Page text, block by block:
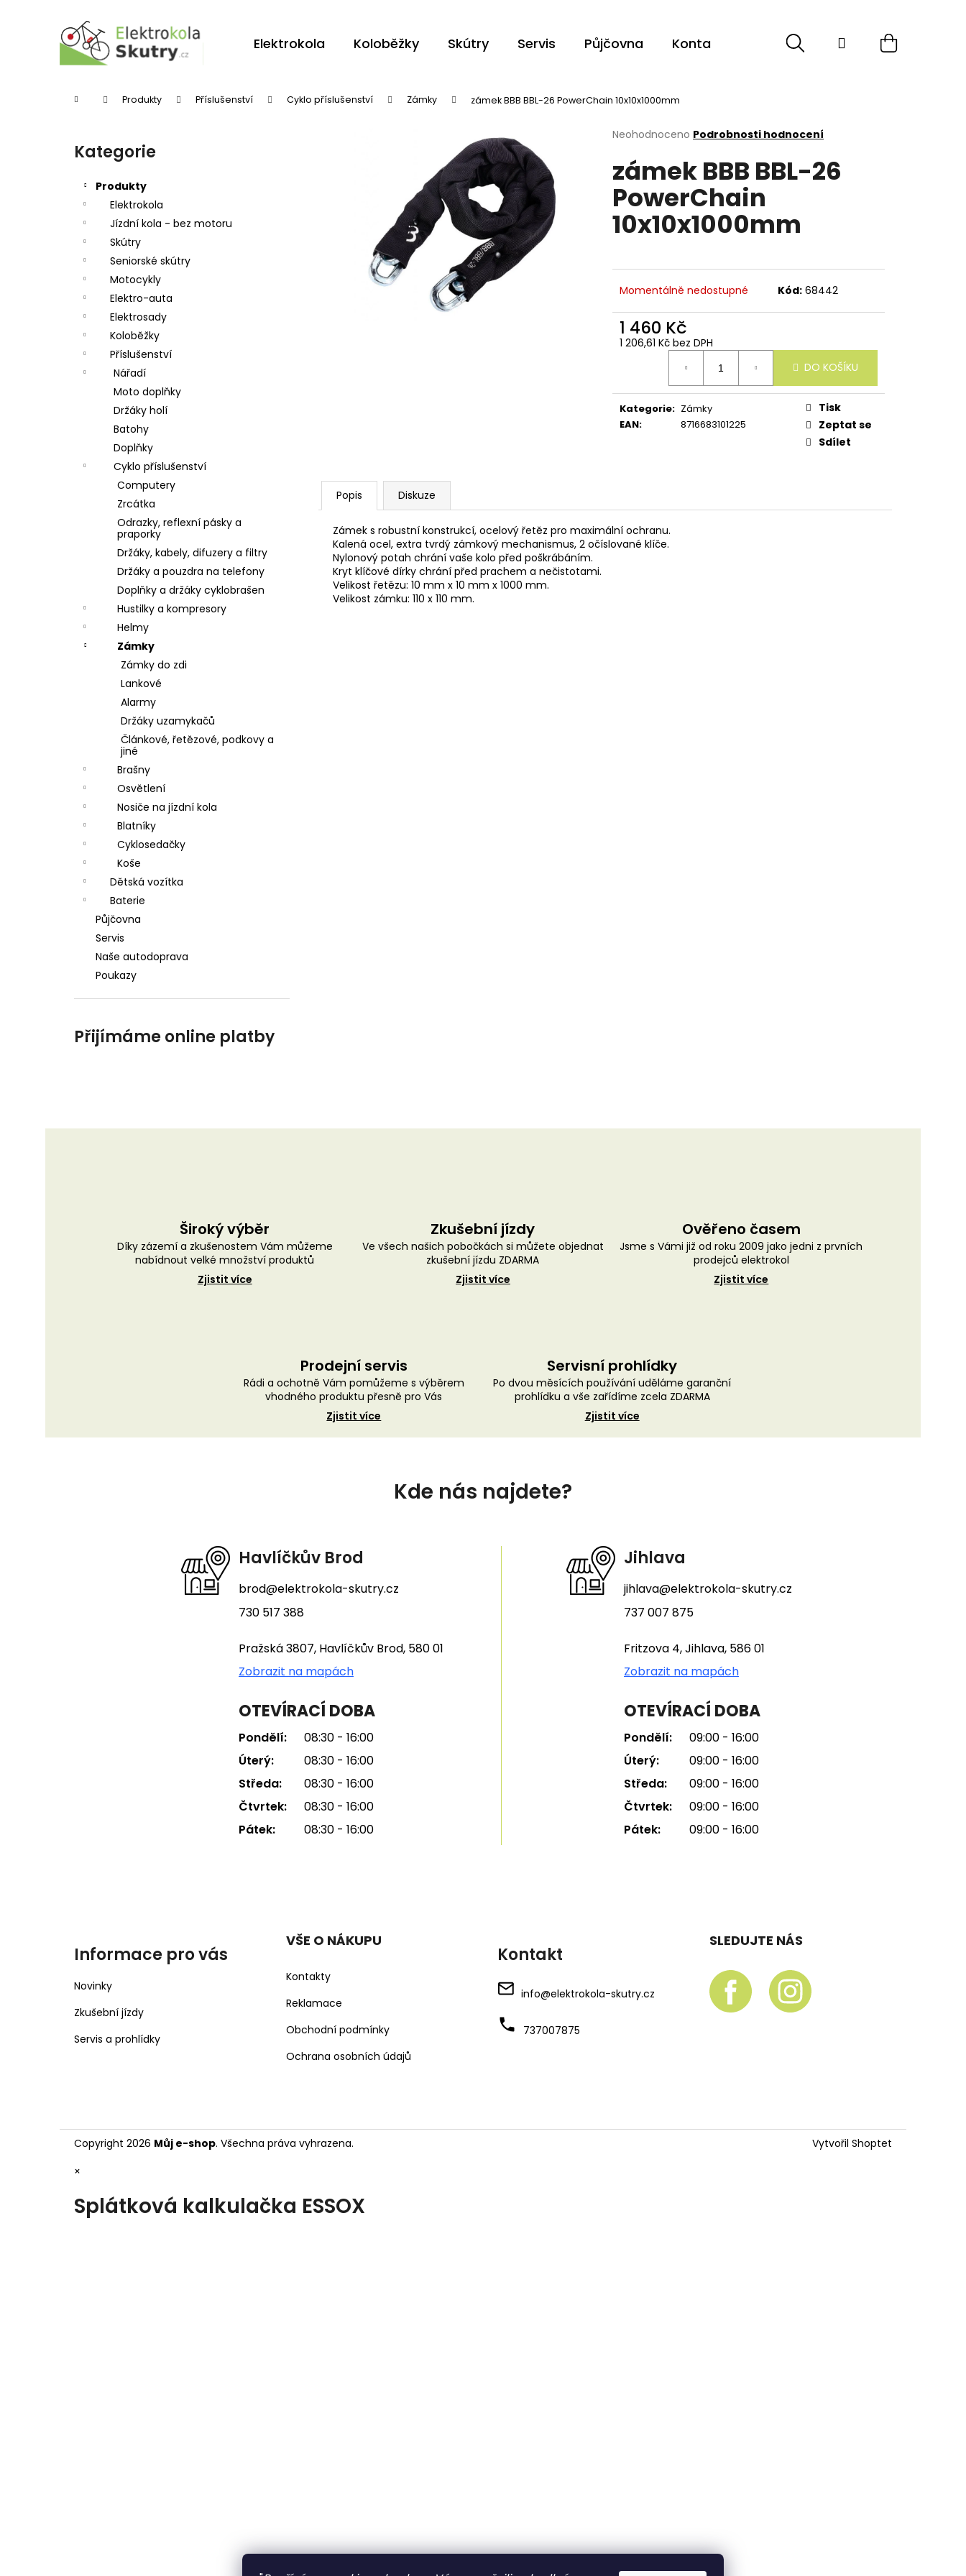
Elektrokola Koloběžky Skútry Servis Půjčovna Kontakt HledatPřihlášeníNákupní
Domů Produkty Příslušenství Cyklo příslušenství Zámky zámek BBB BBL-26 PowerChain 10x10x1000mm
Přeskočit
kategorie
Kategorie
Produkty
Elektrokola
Jízdní kola - bez motoru
Skútry
Seniorské skútry
Motocykly
Elektro-auta
Elektrosady
Koloběžky
Příslušenství
Nářadí
Moto doplňky
Držáky holí
Batohy
Doplňky
Cyklo příslušenství
Computery
Zrcátka
Odrazky, reflexní pásky a
praporky
Držáky, kabely, difuzery a filtry
Držáky a pouzdra na telefony
Doplňky a držáky cyklobrašen
Hustilky a kompresory
Helmy
Zámky
Zámky do zdi
Lankové
Alarmy
Držáky uzamykačů
Článkové, řetězové, podkovy a
jiné
Brašny
Osvětlení
Nosiče na jízdní kola
Blatníky
Cyklosedačky
Koše
Dětská vozítka
Baterie
Půjčovna
Servis
Naše autodoprava
Poukazy
Přijímáme online platby
Průměrné
produktu
je
0,0
5
hvězdiček.
Neohodnoceno Podrobnosti hodnocení
zámek BBB BBL-26
PowerChain
10x10x1000mm
Momentálně nedostupné Kód: 68442
1 460 Kč
1 206,61 Kč bez DPH
DO KOŠÍKU
Kategorie: Zámky
EAN: 8716683101225
Tisk
Zeptat se
Sdílet
Popis Diskuze
Zámek s robustní konstrukcí, ocelový řetěz pro maximální ochranu.
Kalená ocel, extra tvrdý zámkový mechanismus, 2 očíslované klíče.
Nylonový potah chrání vaše kolo před poškrábáním.
Kryt klíčové dírky chrání před prachem a nečistotami.
Velikost řetězu: 10 mm x 10 mm x 1000 mm.
Velikost zámku: 110 x 110 mm.
Široký výběr
Díky zázemí a zkušenostem Vám můžeme
nabídnout velké množství produktů
Zjistit více
Zkušební jízdy
Ve všech našich pobočkách si můžete objednat
zkušební jízdu ZDARMA
Zjistit více
Ověřeno časem
Jsme s Vámi již od roku 2009 jako jedni z prvních
prodejců elektrokol
Zjistit více
Prodejní servis
Rádi a ochotně Vám pomůžeme s výběrem
vhodného produktu přesně pro Vás
Zjistit více
Servisní prohlídky
Po dvou měsících používání uděláme garanční
prohlídku a vše zařídíme zcela ZDARMA
Zjistit více
Zpět
Zpět
Doporučujeme
Kde nás najdete?
Havlíčkův Brod
brod@elektrokola-skutry.cz
730 517 388
Pražská 3807, Havlíčkův Brod, 580 01
Zobrazit na mapách
OTEVÍRACÍ DOBA
Pondělí:
08:30 - 16:00
Úterý:
08:30 - 16:00
Středa:
08:30 - 16:00
Čtvrtek:
08:30 - 16:00
Pátek:
08:30 - 16:00
Jihlava
jihlava@elektrokola-skutry.cz
737 007 875
Fritzova 4, Jihlava, 586 01
Zobrazit na mapách
OTEVÍRACÍ DOBA
Pondělí:
09:00 - 16:00
Úterý:
09:00 - 16:00
Středa:
09:00 - 16:00
Čtvrtek:
09:00 - 16:00
Pátek:
09:00 - 16:00
Informace pro vás
Novinky
Zkušební jízdy
Servis a prohlídky
VŠE O NÁKUPU
Kontakty
Reklamace
Obchodní podmínky
Ochrana osobních údajů
Kontakt
info@elektrokola-skutry.cz
737007875
SLEDUJTE NÁS
Vytvořil Shoptet
Copyright 2026 Můj e-shop. Všechna práva vyhrazena.
×
Splátková kalkulačka ESSOX